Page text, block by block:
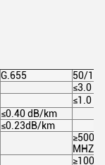
G.655
50/
≤3.0
≤1.0
≤0.40 dB/km
≤0.23dB/km
≥500
≥1000